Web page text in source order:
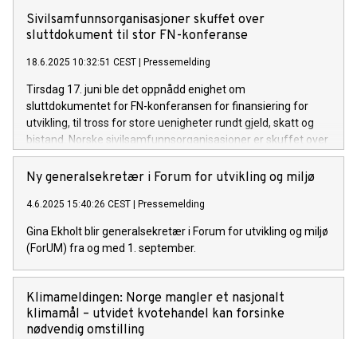
Sivilsamfunnsorganisasjoner skuffet over
sluttdokument til stor FN-konferanse
18.6.2025 10:32:51 CEST Pressemelding
Tirsdag 17. juni ble det oppnådd enighet om
sluttdokumentet for FN-konferansen for finansiering for
utvikling, til tross for store uenigheter rundt gjeld, skatt og
bistand. Norske sivilsamfunnsorganisasjoner er skuffet over
det lave ambisjonsnivået og er kritiske til at dokumentet
ferdigstilles før konferansen i det hele tatt finner sted.
Ny generalsekretær i Forum for utvikling og miljø
4.6.2025 15:40:26 CEST Pressemelding
Gina Ekholt blir generalsekretær i Forum for utvikling og miljø
(ForUM) fra og med 1. september.
Klimameldingen: Norge mangler et nasjonalt
klimamål – utvidet kvotehandel kan forsinke
nødvendig omstilling